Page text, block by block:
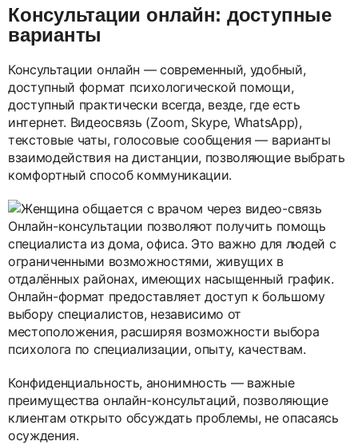
Консультации онлайн: доступные
варианты
Консультации онлайн — современный, удобный,
доступный формат психологической помощи,
доступный практически всегда, везде, где есть
интернет. Видеосвязь (Zoom, Skype, WhatsApp),
текстовые чаты, голосовые сообщения — варианты
взаимодействия на дистанции, позволяющие выбрать
комфортный способ коммуникации.
Онлайн-консультации позволяют получить помощь
специалиста из дома, офиса. Это важно для людей с
ограниченными возможностями, живущих в
отдалённых районах, имеющих насыщенный график.
Онлайн-формат предоставляет доступ к большому
выбору специалистов, независимо от
местоположения, расширяя возможности выбора
психолога по специализации, опыту, качествам.
Конфиденциальность, анонимность — важные
преимущества онлайн-консультаций, позволяющие
клиентам открыто обсуждать проблемы, не опасаясь
осуждения.